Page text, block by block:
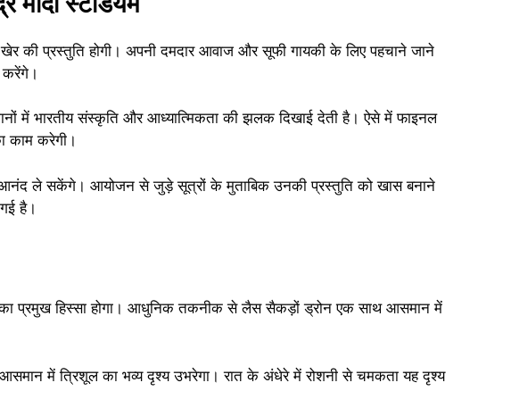
की प्रस्तुति होगी। अपनी दमदार आवाज और सूफी गायकी के लिए पहचाने जाने
करेंगे।
में भारतीय संस्कृति और आध्यात्मिकता की झलक दिखाई देती है। ऐसे में फाइनल
काम करेगी।
आनंद ले सकेंगे। आयोजन से जुड़े सूत्रों के मुताबिक उनकी प्रस्तुति को खास बनाने
है।
का प्रमुख हिस्सा होगा। आधुनिक तकनीक से लैस सैकड़ों ड्रोन एक साथ आसमान में
में त्रिशूल का भव्य दृश्य उभरेगा। रात के अंधेरे में रोशनी से चमकता यह दृश्य